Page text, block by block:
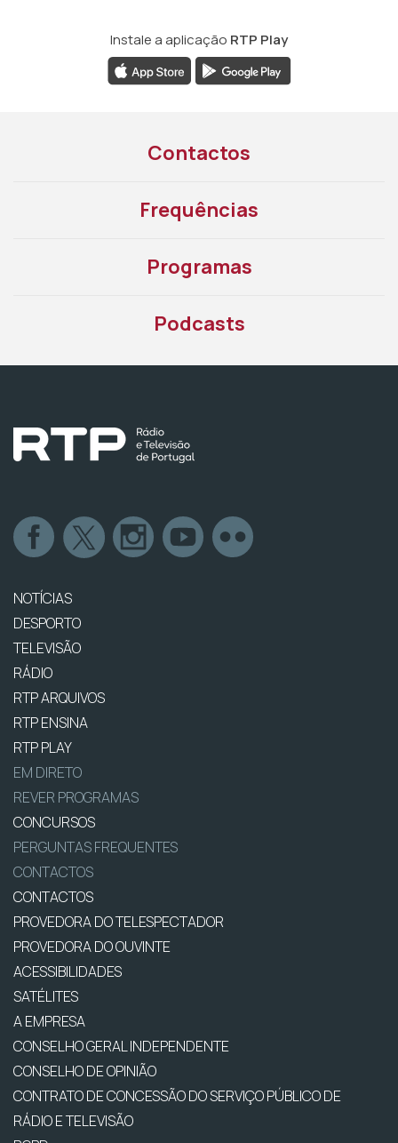
Instale a aplicação RTP Play
Contactos
Frequências
Programas
Podcasts
NOTÍCIAS
DESPORTO
TELEVISÃO
RÁDIO
RTP ARQUIVOS
RTP ENSINA
RTP PLAY
EM DIRETO
REVER PROGRAMAS
CONCURSOS
PERGUNTAS FREQUENTES
CONTACTOS
CONTACTOS
PROVEDORA DO TELESPECTADOR
PROVEDORA DO OUVINTE
ACESSIBILIDADES
SATÉLITES
A EMPRESA
CONSELHO GERAL INDEPENDENTE
CONSELHO DE OPINIÃO
CONTRATO DE CONCESSÃO DO SERVIÇO PÚBLICO DE
RÁDIO E TELEVISÃO